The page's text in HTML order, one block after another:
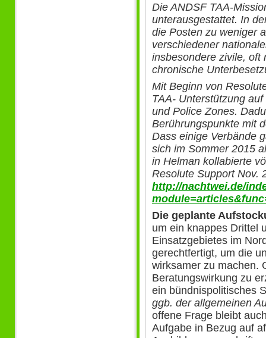
Die ANDSF TAA-
unterausgestattet. In
die Posten zu weniger
verschiedener
insbesondere zivile, oft
chronische
Mit Beginn von
TAA- Unterstützung
und Police Zones.
Berührungspunkte mit
Dass einige Verbände
sich im Sommer 2015
in Helman kollabierte
Resolute Support Nov.
http://nachtwei.de/
Die geplante
um ein knappes Drittel
Einsatzgebietes im
gerechtfertigt, um die
wirksamer zu machen.
Beratungswirkung zu
ein bündnispolitisches
ggb. der allgemeinen
offene Frage bleibt
Aufgabe in Bezug auf